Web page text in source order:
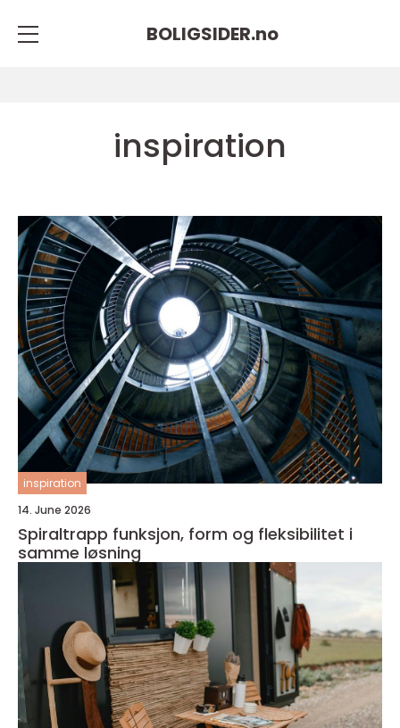
BOLIGSIDER.no
inspiration
inspiration
14. June 2026
Spiraltrapp funksjon, form og fleksibilitet i
samme løsning